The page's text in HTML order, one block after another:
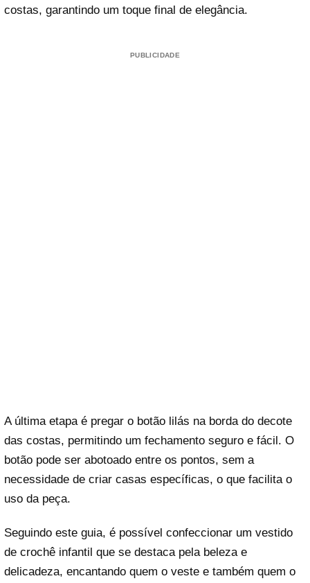
costas, garantindo um toque final de elegância.
PUBLICIDADE
A última etapa é pregar o botão lilás na borda do decote
das costas, permitindo um fechamento seguro e fácil. O
botão pode ser abotoado entre os pontos, sem a
necessidade de criar casas específicas, o que facilita o
uso da peça.
Seguindo este guia, é possível confeccionar um vestido
de crochê infantil que se destaca pela beleza e
delicadeza, encantando quem o veste e também quem o